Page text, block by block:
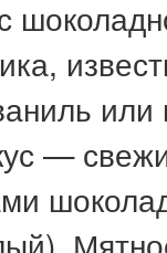
—